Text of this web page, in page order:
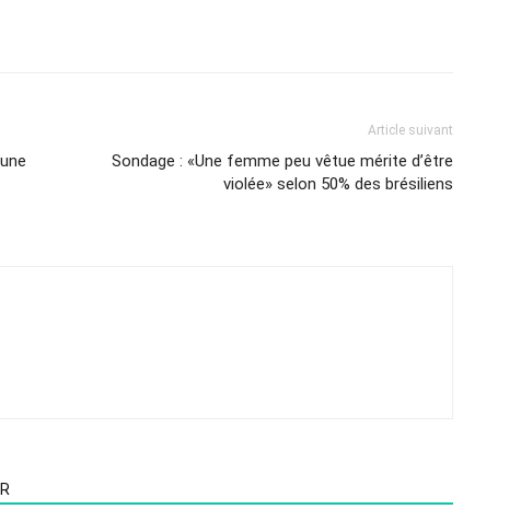
Article suivant
Sondage : «Une femme peu vêtue mérite d’être
violée» selon 50% des brésiliens